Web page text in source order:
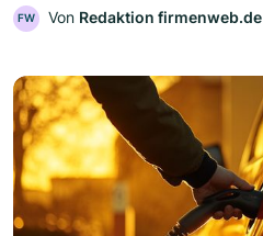
FW Von Redaktion firmenweb.de